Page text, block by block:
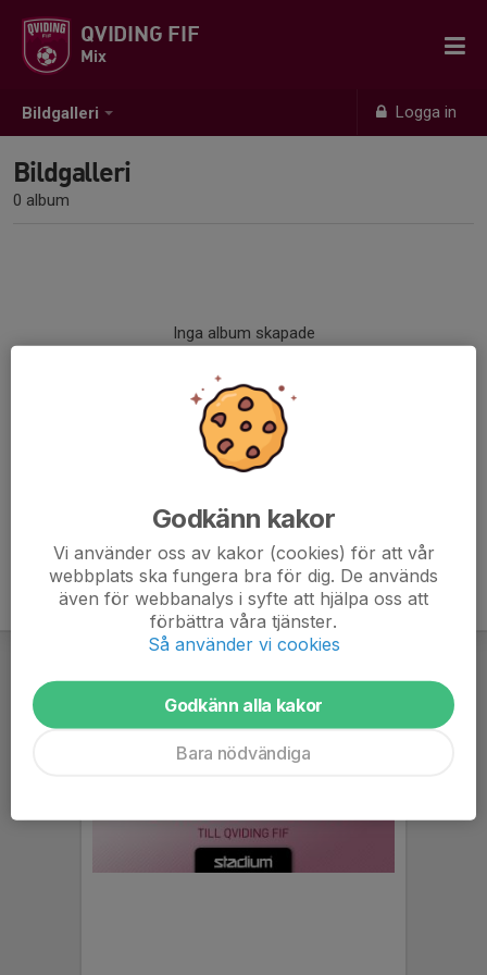
Bildgalleri Logga in
QVIDING FIF
Mix
Bildgalleri
0 album
Inga album skapade
Godkänn kakor
Vi använder oss av kakor (cookies) för att vår
webbplats ska fungera bra för dig. De används
även för webbanalys i syfte att hjälpa oss att
förbättra våra tjänster.
Så använder vi cookies
Godkänn alla kakor
Bara nödvändiga